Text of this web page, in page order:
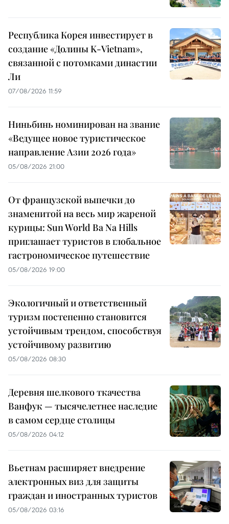
Республика Корея инвестирует в
создание «Долины K-Vietnam»,
связанной с потомками династии
Ли
07/08/2026 11:59
Ниньбинь номинирован на звание
«Ведущее новое туристическое
направление Азии 2026 года»
05/08/2026 21:00
От французской выпечки до
знаменитой на весь мир жареной
курицы: Sun World Ba Na Hills
приглашает туристов в глобальное
гастрономическое путешествие
05/08/2026 19:00
Экологичный и ответственный
туризм постепенно становится
устойчивым трендом, способствуя
устойчивому развитию
05/08/2026 08:30
Деревня шелкового ткачества
Ванфук — тысячелетнее наследие
в самом сердце столицы
05/08/2026 04:12
Вьетнам расширяет внедрение
электронных виз для защиты
граждан и иностранных туристов
05/08/2026 03:16